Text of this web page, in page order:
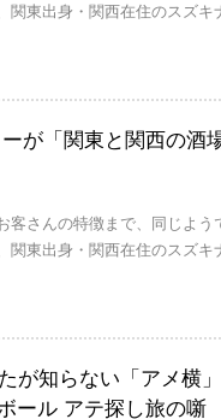
関東出身・関西在住のスズキ
が「関東と関西の酒
客さんの特徴まで、同じよう
関東出身・関西在住のスズキ
が知らない「アメ横
ール アテ探し旅の噺